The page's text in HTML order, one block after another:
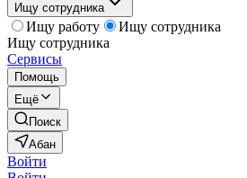
Ищу сотрудника
Ищу работу
Ищу сотрудника
Ищу сотрудника
Сервисы
Помощь
Ещё
Поиск
Абан
Войти